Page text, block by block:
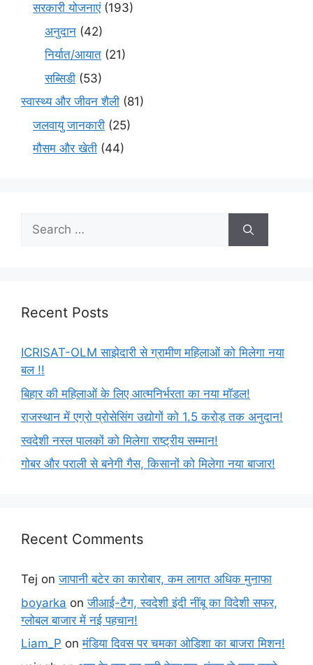
सरकारी योजनाएं(193)
अनुदान (42)
निर्यात/आयात (21)
सब्सिडी (53)
स्वास्थ्य और जीवन शैली (81)
जलवायु जानकारी (25)
मौसम और खेती (44)
Recent Posts
ICRISAT-OLM साझेदारी से ग्रामीण महिलाओं को मिलेगा नया
बल !!
बिहार की महिलाओं के लिए आत्मनिर्भरता का नया मॉडल!
राजस्थान में एग्रो प्रोसेसिंग उद्योगों को 1.5 करोड़ तक अनुदान!
स्वदेशी नस्ल पालकों को मिलेगा राष्ट्रीय सम्मान!
गोबर और पराली से बनेगी गैस, किसानों को मिलेगा नया बाजार!
Recent Comments
Tej onजापानी बटेर का कारोबार, कम लागत अधिक मुनाफा
boyarka onजीआई-टैग, स्वदेशी इंदी नींबू का विदेशी सफर,
ग्लोबल बाजार में नई पहचान!
Liam_P onमंडिया दिवस पर चमका ओडिशा का बाजरा मिशन!